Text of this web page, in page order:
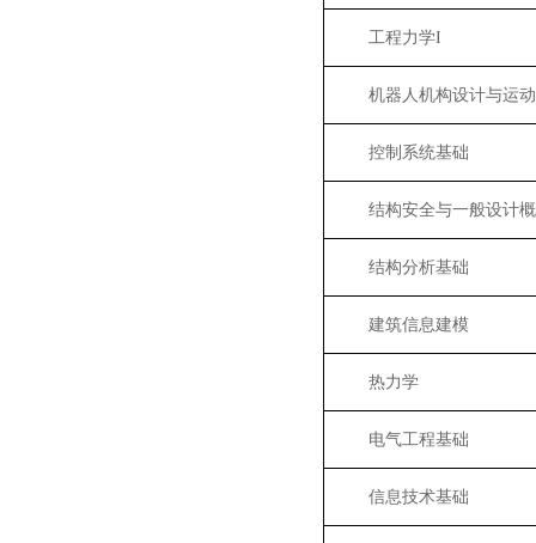
工程力学I
机器人机构设计与运
控制系统基础
结构安全与一般设计
结构分析基础
建筑信息建模
热力学
电气工程基础
信息技术基础